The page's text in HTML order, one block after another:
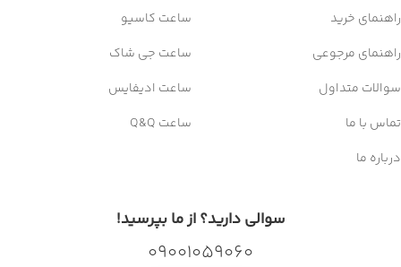
راهنمای خرید
راهنمای مرجوعی
سوالات متداول
تماس با ما
درباره ما
ساعت کاسیو
ساعت جی شاک
ساعت ادیفایس
ساعت Q&Q
سوالی دارید؟ از ما بپرسید!
09001059060